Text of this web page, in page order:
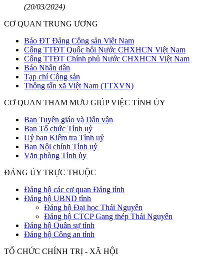
(20/03/2024)
CƠ QUAN TRUNG ƯƠNG
Báo ĐT Đảng Cộng sản Việt Nam
Cổng TTĐT Quốc hội Nước CHXHCN Việt Nam
Cổng TTĐT Chính phủ Nước CHXHCN Việt Nam
Báo Nhân dân
Tạp chí Cộng sản
Thông tấn xã Việt Nam (TTXVN)
CƠ QUAN THAM MƯU GIÚP VIỆC TỈNH ỦY
Ban Tuyên giáo và Dân vận
Ban Tổ chức Tỉnh uỷ
Uỷ ban Kiểm tra Tỉnh uỷ
Ban Nội chính Tỉnh uỷ
Văn phòng Tỉnh ủy
ĐẢNG ỦY TRỰC THUỘC
Đảng bộ các cơ quan Đảng tỉnh
Đảng bộ UBND tỉnh
Đảng bộ Đại học Thái Nguyên
Đảng bộ CTCP Gang thép Thái Nguyên
Đảng bộ Quân sự tỉnh
Đảng bộ Công an tỉnh
TỔ CHỨC CHÍNH TRỊ - XÃ HỘI